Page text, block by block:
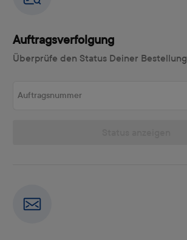
Auftragsverfolgung
Überprüfe den Status Deiner Bestellung